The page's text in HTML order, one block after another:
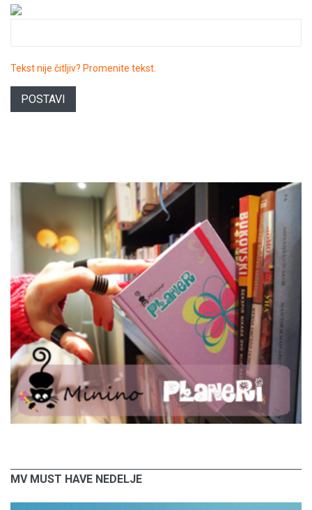
Tekst nije čitljiv? Promenite tekst.
POSTAVI
MV MUST HAVE NEDELJE